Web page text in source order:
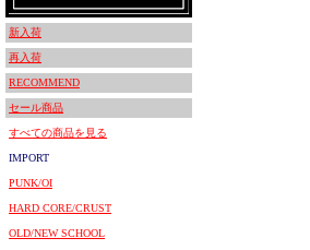
新入荷
再入荷
RECOMMEND
セール商品
すべての商品を見る
IMPORT
PUNK/OI
HARD CORE/CRUST
OLD/NEW SCHOOL